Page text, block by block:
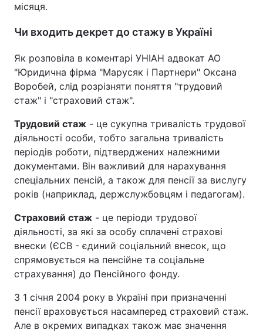
місяця.
Чи входить декрет до стажу в Україні
Як розповіла в коментарі УНІАН адвокат АО
"Юридична фірма "Марусяк і Партнери" Оксана
Воробей, слід розрізняти поняття "трудовий
стаж" і "страховий стаж".
Трудовий стаж - це сукупна тривалість трудової
діяльності особи, тобто загальна тривалість
періодів роботи, підтверджених належними
документами. Він важливий для нарахування
спеціальних пенсій, а також для пенсії за вислугу
років (наприклад, держслужбовцям і педагогам).
Страховий стаж - це періоди трудової
діяльності, за які за особу сплачені страхові
внески (ЄСВ - єдиний соціальний внесок, що
спрямовується на пенсійне та соціальне
страхування) до Пенсійного фонду.
З 1 січня 2004 року в Україні при призначенні
пенсії враховується насамперед страховий стаж.
Але в окремих випадках також має значення